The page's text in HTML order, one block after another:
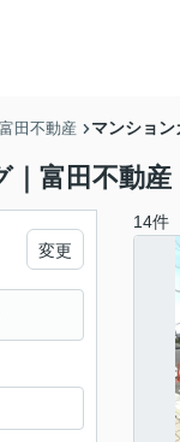
田不動産 マンショ
｜富田不動産
変更
14件